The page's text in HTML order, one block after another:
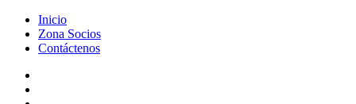
Inicio
Zona Socios
Contáctenos